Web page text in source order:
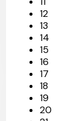
12
13
14
15
16
17
18
19
20